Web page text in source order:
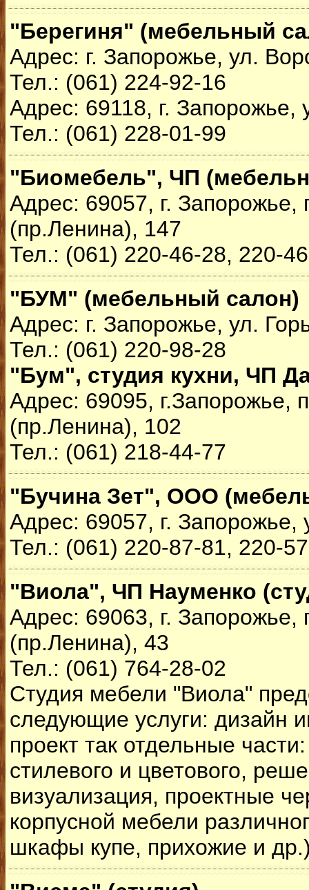
"Берегиня" (мебельный
Адрес: г. Запорожье, ул.
Тел.: (061) 224-92-16
Адрес: 69118, г. Запорожье,
Тел.: (061) 228-01-99
"Биомебель", ЧП
Адрес: 69057, г.
(пр.Ленина), 147
Тел.: (061) 220-46-28, 220-
"БУМ" (мебельный салон)
Адрес: г. Запорожье, ул.
Тел.: (061) 220-98-28
"Бум", студия кухни, ЧП
Адрес: 69095, г.Запорожье,
(пр.Ленина), 102
Тел.: (061) 218-44-77
"Бучина Зет", ООО
Адрес: 69057, г.
Тел.: (061) 220-87-81, 220-
"Виола", ЧП Науменко
Адрес: 69063, г.
(пр.Ленина), 43
Тел.: (061) 764-28-02
Студия мебели "Виола"
следующие услуги: дизайн
проект так отдельные
стилевого и цветового,
визуализация, проектные
корпусной мебели
шкафы купе, прихожие и